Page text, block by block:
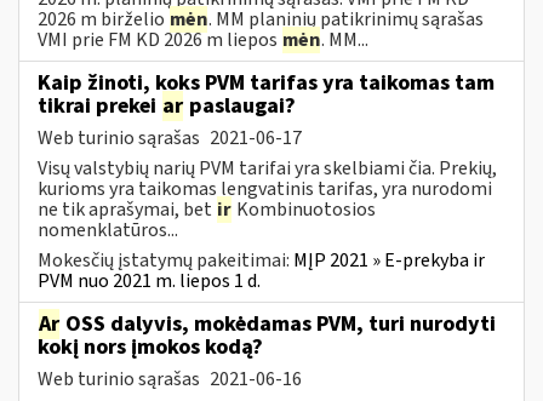
2026 m birželio mėn. MM planinių patikrinimų sąrašas
VMI prie FM KD 2026 m liepos mėn. MM...
Kaip žinoti, koks PVM tarifas yra taikomas tam
tikrai prekei ar paslaugai?
Web turinio sąrašas 2021-06-17
Visų valstybių narių PVM tarifai yra skelbiami čia. Prekių,
kurioms yra taikomas lengvatinis tarifas, yra nurodomi
ne tik aprašymai, bet ir Kombinuotosios
nomenklatūros...
Mokesčių įstatymų pakeitimai: MĮP 2021 » E-prekyba ir
PVM nuo 2021 m. liepos 1 d.
Ar OSS dalyvis, mokėdamas PVM, turi nurodyti
kokį nors įmokos kodą?
Web turinio sąrašas 2021-06-16